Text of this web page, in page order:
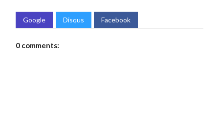
Google Disqus Facebook
0 comments: